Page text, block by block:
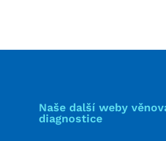
Naše další weby
diagnostice